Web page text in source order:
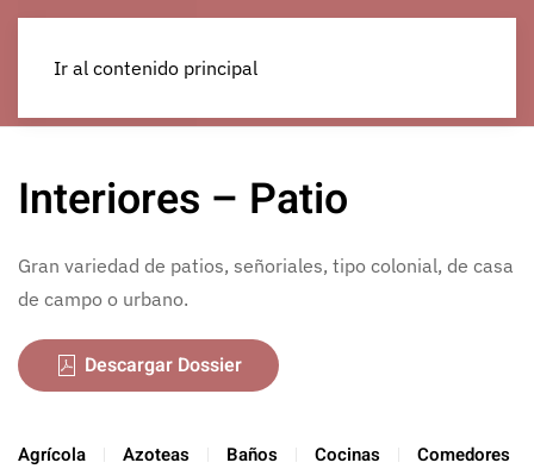
Ir al contenido principal
Interiores – Patio
Gran variedad de patios, señoriales, tipo colonial, de casa
de campo o urbano.
Descargar Dossier
Agrícola Azoteas Baños Cocinas Comedores